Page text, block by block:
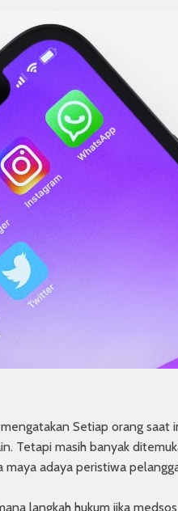
Setiap orang saat
Tetapi masih banyak
adaya peristiwa
langkah hukum jika